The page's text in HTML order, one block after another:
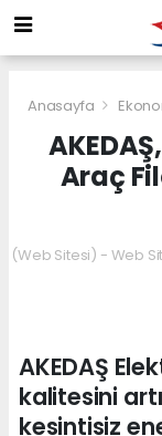
Anasayfa
Araç
(Web Sitesi) - Web
AKEDAŞ
kalitesini
kesintisiz